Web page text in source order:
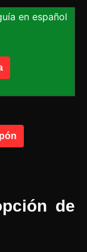
en español
de